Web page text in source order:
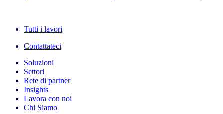
Tutti i lavori
Contattateci
Soluzioni
Settori
Rete di partner
Insights
Lavora con noi
Chi Siamo